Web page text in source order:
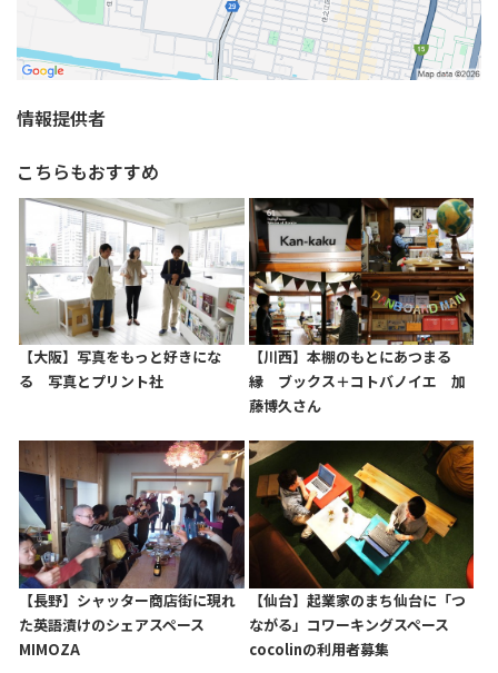
情報提供者
こちらもおすすめ
【大阪】写真をもっと好きにな
る 写真とプリント社
【川西】本棚のもとにあつまる
縁 ブックス＋コトバノイエ 加
藤博久さん
【長野】シャッター商店街に現れ
た英語漬けのシェアスペース
MIMOZA
【仙台】起業家のまち仙台に「つ
ながる」コワーキングスペース
cocolinの利用者募集